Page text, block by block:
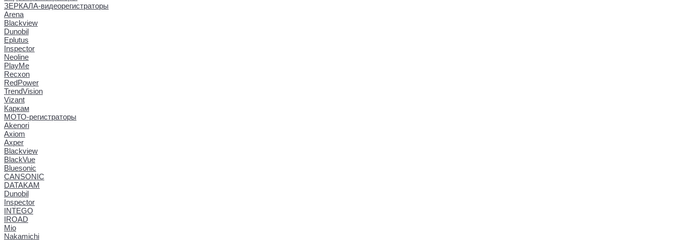
ЗЕРКАЛА-видеорегистраторы
Arena
Blackview
Dunobil
Eplutus
Inspector
Neoline
PlayMe
Recxon
RedPower
TrendVision
Vizant
Каркам
МОТО-регистраторы
Akenori
Axiom
Axper
Blackview
BlackVue
Bluesonic
CANSONIC
DATAKAM
Dunobil
Inspector
INTEGO
IROAD
Mio
Nakamichi